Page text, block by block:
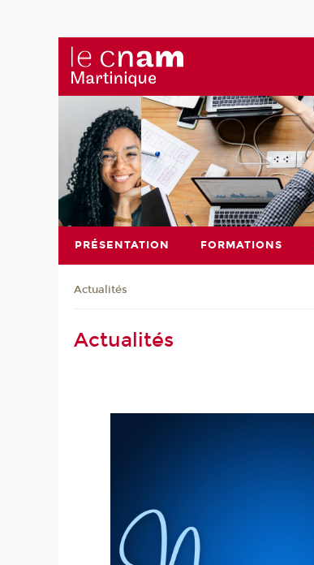
PRÉSENTATION FORMATIONS
Actualités
Actualités